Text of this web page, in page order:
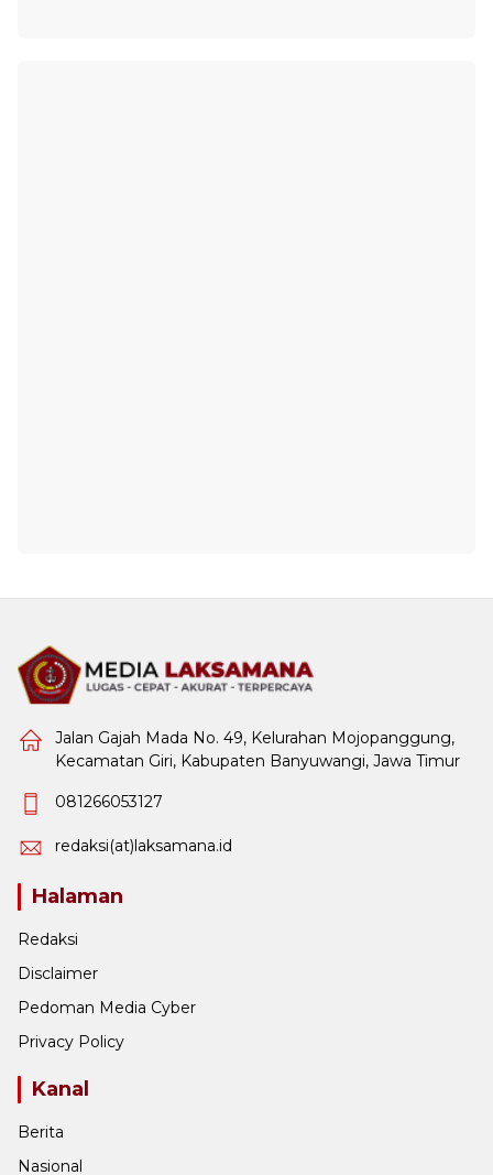
Jalan Gajah Mada No. 49, Kelurahan Mojopanggung,
Kecamatan Giri, Kabupaten Banyuwangi, Jawa Timur
081266053127
redaksi(at)laksamana.id
Halaman
Redaksi
Disclaimer
Pedoman Media Cyber
Privacy Policy
Kanal
Berita
Nasional